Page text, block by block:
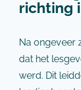
richting
Na ongeveer
dat het
werd. Dit